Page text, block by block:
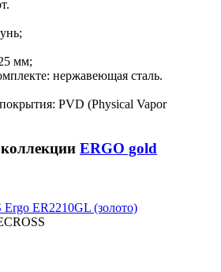
мм;
нержавеющая сталь.
PVD (Physical Vapor
ERGO gold
ER2210GL (золото)